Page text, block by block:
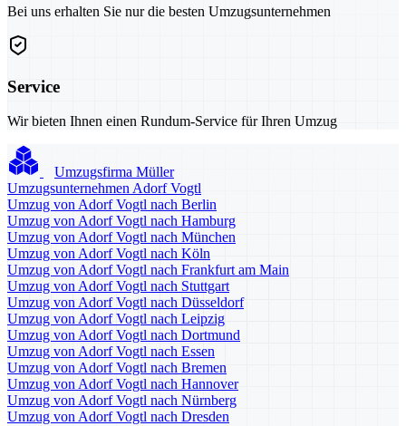
Bei uns erhalten Sie nur die besten Umzugsunternehmen
Service
Wir bieten Ihnen einen Rundum-Service für Ihren Umzug
Umzugsfirma Müller
Umzugsunternehmen Adorf Vogtl
Umzug von Adorf Vogtl nach Berlin
Umzug von Adorf Vogtl nach Hamburg
Umzug von Adorf Vogtl nach München
Umzug von Adorf Vogtl nach Köln
Umzug von Adorf Vogtl nach Frankfurt am Main
Umzug von Adorf Vogtl nach Stuttgart
Umzug von Adorf Vogtl nach Düsseldorf
Umzug von Adorf Vogtl nach Leipzig
Umzug von Adorf Vogtl nach Dortmund
Umzug von Adorf Vogtl nach Essen
Umzug von Adorf Vogtl nach Bremen
Umzug von Adorf Vogtl nach Hannover
Umzug von Adorf Vogtl nach Nürnberg
Umzug von Adorf Vogtl nach Dresden